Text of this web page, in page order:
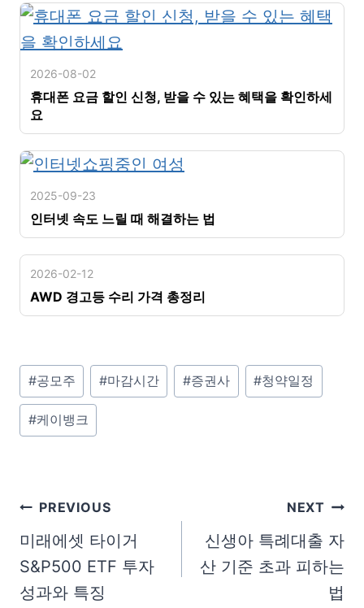
2026-08-02
휴대폰 요금 할인 신청, 받을 수 있는 혜택을 확인하세
요
2025-09-23
인터넷 속도 느릴 때 해결하는 법
2026-02-12
AWD 경고등 수리 가격 총정리
P
o
a
:
#공모주 #마감시간 #증권사 #청약일정
#케이뱅크
글
탐
색
PREVIOUS
미래에셋 타이거
S&P500 ETF 투자
성과와 특징
NEXT
신생아 특례대출 자
산 기준 초과 피하는
법